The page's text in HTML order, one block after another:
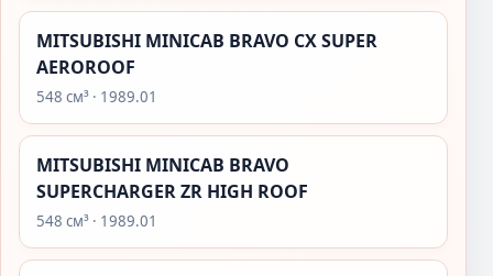
MITSUBISHI MINICAB BRAVO CX SUPER
AEROROOF
548 см³ · 1989.01
MITSUBISHI MINICAB BRAVO
SUPERCHARGER ZR HIGH ROOF
548 см³ · 1989.01